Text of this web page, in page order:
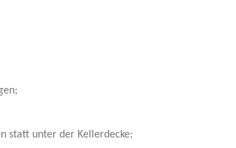
statt unter der Kellerdecke;